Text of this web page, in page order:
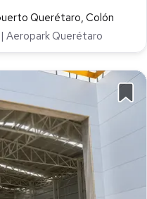
Querétaro, Colón
Aeropark Querétaro